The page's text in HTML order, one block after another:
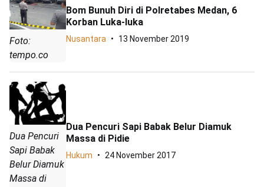
Foto:
tempo.co
Bom Bunuh Diri di Polretabes Medan, 6
Korban Luka-luka
Nusantara 13 November 2019
Dua Pencuri
Sapi Babak
Belur Diamuk
Massa di
Dua Pencuri Sapi Babak Belur Diamuk
Massa di Pidie
Hukum 24 November 2017